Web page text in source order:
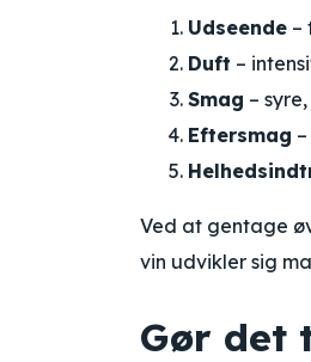
Udseende –
Duft –
Smag –
Eftersmag
Ved at gentage
vin udvikler sig
Gør det